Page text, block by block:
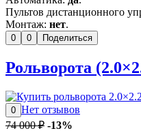
Пультов дистанционного
Монтаж: нет.
0 0 Поделиться
Рольворота
0 Нет отзывов
74 000 ₽ -13%